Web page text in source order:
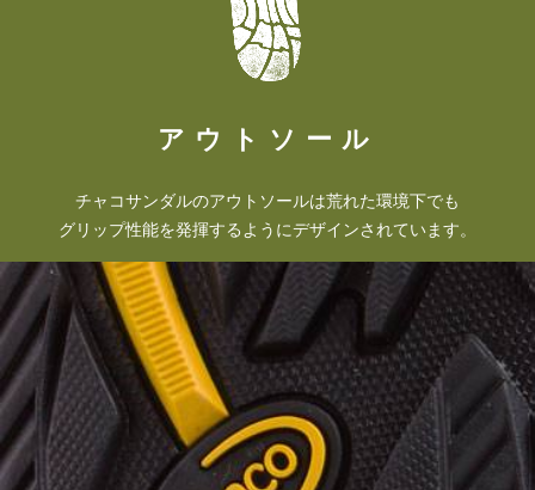
アウトソール
チャコサンダルのアウトソールは荒れた環境下でも
グリップ性能を発揮するようにデザインされています。